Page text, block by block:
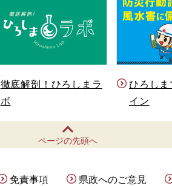
徹底解剖！ひろしまラ
ボ
ひろし
イン
ページの先頭へ
免責事項 県政へのご意見